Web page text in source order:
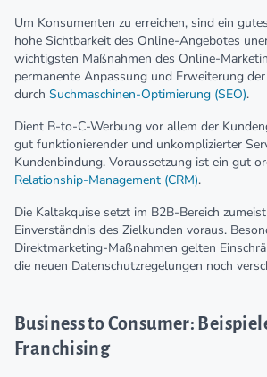
Um Konsumenten zu erreichen, sind ein
hohe Sichtbarkeit des Online-Angebotes
wichtigsten Maßnahmen des Online-
permanente Anpassung und Erweiterung
durch Suchmaschinen-Optimierung (SEO).
Dient B-to-C-Werbung vor allem der
gut funktionierender und unkomplizierter
Kundenbindung. Voraussetzung ist ein gut
Relationship-Management (CRM).
Die Kaltakquise setzt im B2B-Bereich
Einverständnis des Zielkunden voraus.
Direktmarketing-Maßnahmen gelten
die neuen Datenschutzregelungen noch
Business to Consumer:
Franchising